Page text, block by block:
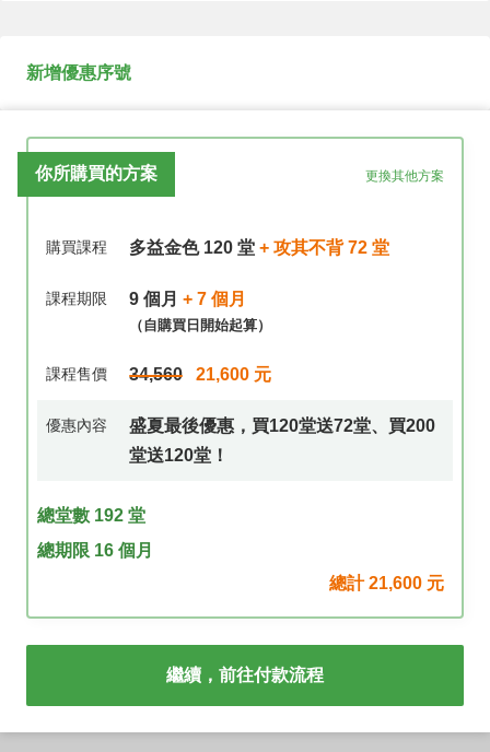
請輸入公司統編
新增優惠序號
你所購買的方案 更換其他方案
購買課程 多益金色 120 堂 + 攻其不背 72 堂
課程期限 9 個月 + 7 個月
（自購買日開始起算）
課程售價 34,560 21,600 元
優惠內容
盛夏最後優惠，買120堂送72堂、買200
堂送120堂！
總堂數 192 堂
總期限 16 個月
總計21,600 元
繼續，前往付款流程